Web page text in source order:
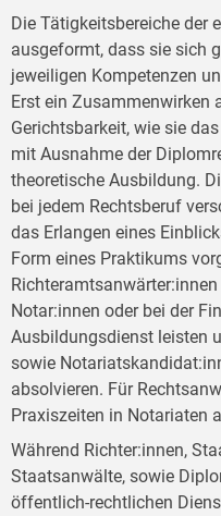
Die Tätigkeitsbereiche der
ausgeformt, dass sie sich
jeweiligen Kompetenzen
Erst ein Zusammenwirken
Gerichtsbarkeit, wie sie
mit Ausnahme der
theoretische Ausbildung.
bei jedem Rechtsberuf
das Erlangen eines
Form eines Praktikums
Notar:innen oder bei der
Ausbildungsdienst leisten
sowie
absolvieren. Für
Praxiszeiten in Notariaten
Während Richter:innen,
Staatsanwälte, sowie
öffentlich-rechtlichen